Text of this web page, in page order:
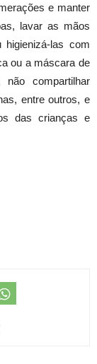
e manter
lavar as mãos
las com
ou a máscara de
compartilhar
entre outros, e
das crianças e